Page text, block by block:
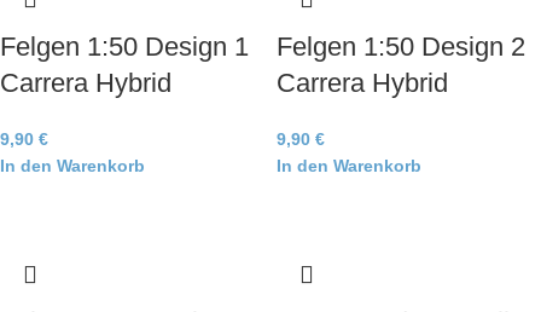
Felgen 1:50 Design 1
Carrera Hybrid
9,90 €
In den Warenkorb
Felgen 1:50 Design 2
Carrera Hybrid
9,90 €
In den Warenkorb